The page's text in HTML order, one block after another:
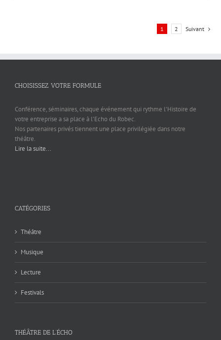
1 2 Suivant
CHOISISSEZ VOTRE FORMULE
Conférence, séminaires, chaque événement qui rythme l’Histoire de
votre entreprise a sa place à l’Echo du Robec.
Nos partenaires privés tiennent une place privilégiée dans notre
théâtre.
Lire la suite...
CATÉGORIES
Théâtre
Musique
Lecture
Festivals
THÉÂTRE DE L’ÉCHO